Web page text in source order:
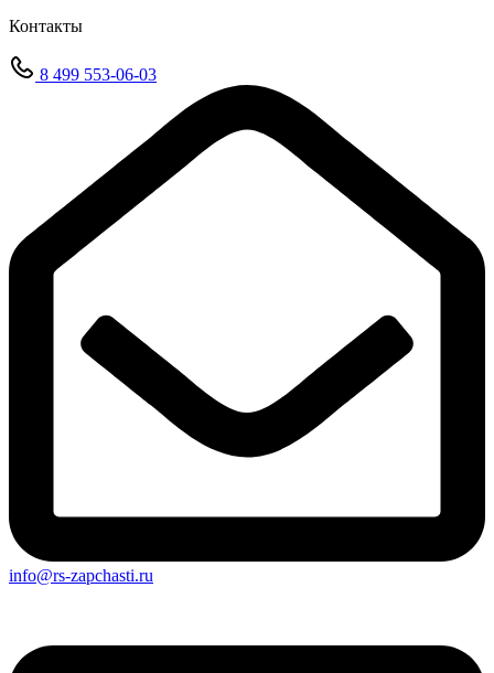
Контакты
8 499 553-06-03
info@rs-zapchasti.ru